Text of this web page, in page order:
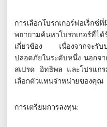
การเลือกโบรกเกอร์ฟอเร็ก
พยายามค้นหาโบรกเกอร์ที่ไ
เกี่ยวข้อง เนื่องจากจะรับป
ปลอดภัยในระดับหนึ่ง นอกจ
สเปรด อิทธิพล และโปรแกร
เลือกตัวแทนจำหน่ายของคุณ
การเตรียมการลงทุน: